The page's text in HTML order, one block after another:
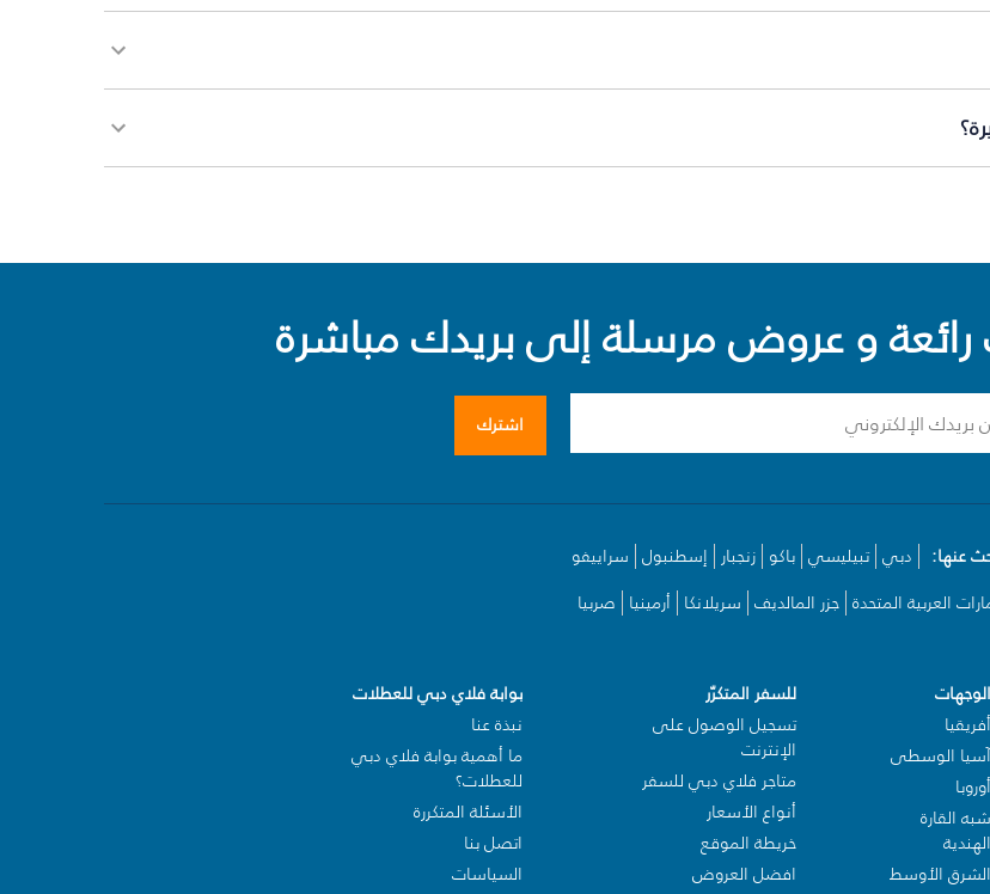
و عروض مرسلة إلى بريدك مباشرة
اشترك
عنها: دبي تبيليسي باكو زنجبار إسطنبول سراييفو
العربية المتحدة جزر المالديف سريلانكا أرمينيا صربيا
الوجهات
أفريقيا
آسيا الوسطى
أوروبا
شبه القارة
الهندية
الشرق الأوسط
للسفر المتكرّر
تسجيل الوصول على
الإنترنت
متاجر فلاي دبي للسفر
أنواع الأسعار
خريطة الموقع
افضل العروض
بوابة فلاي دبي للعطلات
نبذة عنا
ما أهمية بوابة فلاي دبي
للعطلات؟
الأسئلة المتكررة
اتصل بنا
السياسات